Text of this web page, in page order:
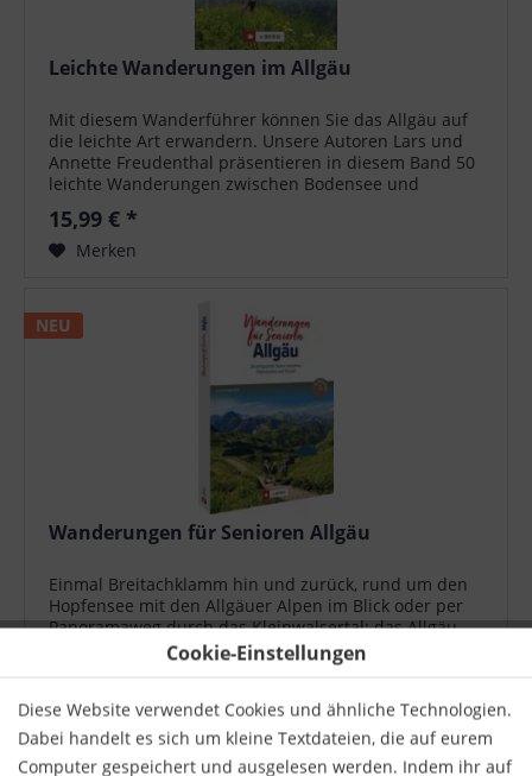
Cookie-Einstellungen
Diese Website verwendet Cookies und ähnliche Technologien.
Dabei handelt es sich um kleine Textdateien, die auf eurem
Computer gespeichert und ausgelesen werden. Indem ihr auf
Leichte Wanderungen im Allgäu
Mit diesem Wanderführer können Sie das Allgäu auf
die leichte Art erwandern. Unsere Autoren Lars und
Annette Freudenthal präsentieren in diesem Band 50
leichte Wanderungen zwischen Bodensee und
15,99 € *
Merken
NEU
Wanderungen für Senioren Allgäu
Einmal Breitachklamm hin und zurück, rund um den
Hopfensee mit den Allgäuer Alpen im Blick oder per
Panoramaweg durch das Kleinwalsertal: das Allgäu
hat viele einfache Wanderungen zu bieten, die auch
Merken